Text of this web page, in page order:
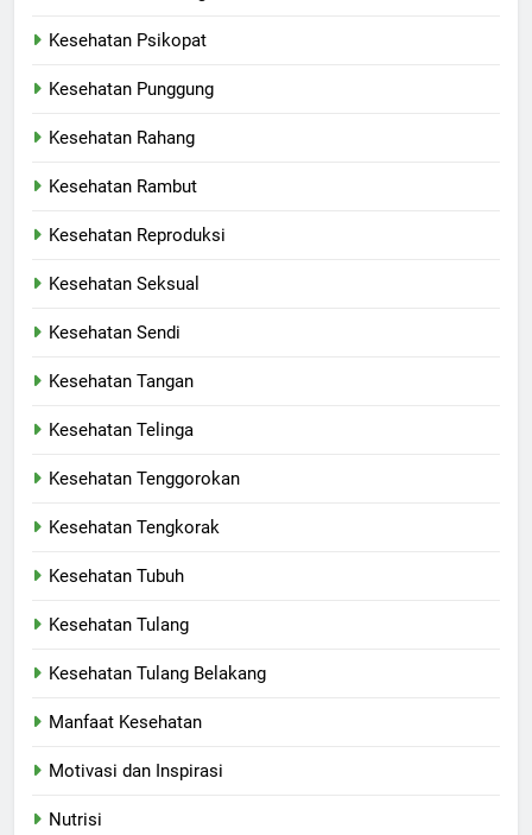
Kesehatan Psikopat
Kesehatan Punggung
Kesehatan Rahang
Kesehatan Rambut
Kesehatan Reproduksi
Kesehatan Seksual
Kesehatan Sendi
Kesehatan Tangan
Kesehatan Telinga
Kesehatan Tenggorokan
Kesehatan Tengkorak
Kesehatan Tubuh
Kesehatan Tulang
Kesehatan Tulang Belakang
Manfaat Kesehatan
Motivasi dan Inspirasi
Nutrisi